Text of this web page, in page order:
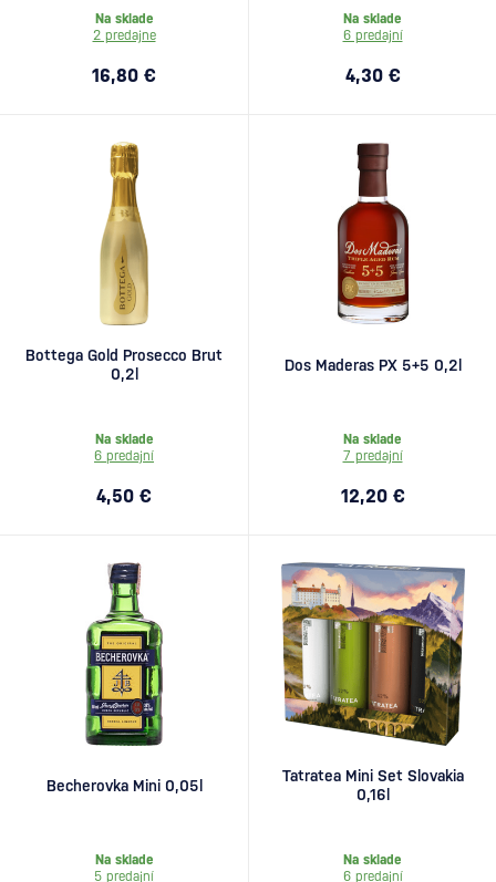
Na sklade
2 predajne
16,80 €
Na sklade
6 predajní
4,30 €
Bottega Gold Prosecco Brut
0,2l
Na sklade
6 predajní
4,50 €
Dos Maderas PX 5+5 0,2l
Na sklade
7 predajní
12,20 €
Becherovka Mini 0,05l
Na sklade
5 predajní
Tatratea Mini Set Slovakia
0,16l
Na sklade
6 predajní